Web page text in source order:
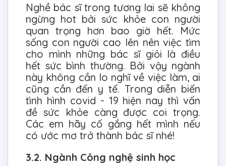
Nghề bác sĩ trong tương lai sẽ không
ngừng hot bởi sức khỏe con người
quan trọng hơn bao giờ hết. Mức
sống con người cao lên nên việc tìm
cho mình những bác sĩ giỏi là điều
hết sức bình thường. Bởi vậy ngành
này không cần lo nghĩ về việc làm, ai
cũng cần đến y tế. Trong diễn biến
tình hình covid - 19 hiện nay thì vấn
đề sức khỏe càng được coi trọng.
Các em hãy cố gắng hết mình nếu
có ước mơ trở thành bác sĩ nhé!
3.2. Ngành Công nghệ sinh học